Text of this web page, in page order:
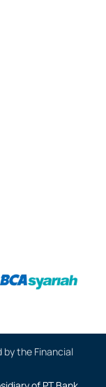
by the Financial